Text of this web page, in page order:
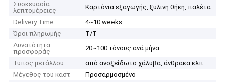
Συσκευασία
λεπτομέρειες
Καρτόνια εξαγωγής, ξύλινη θήκη, παλέτα
Delivery Time
4~10 weeks
Όροι πληρωμής
Τ/Τ
Δυνατότητα
προσφοράς
20~100 τόνους ανά μήνα
Τύπος μετάλλου
από ανοξείδωτο χάλυβα, άνθρακα κλπ.
Μέγεθος του καστ
Προσαρμοσμένο